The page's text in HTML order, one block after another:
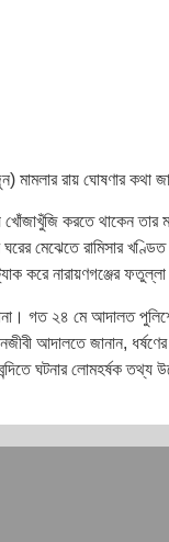
রায় ঘোষণার কথা
করতে থাকেন তার
মেঝেতে রামিসার
করে নারায়ণগঞ্জের
গত ২৪ মে আদালত
আদালতে জানান,
ঘটনার